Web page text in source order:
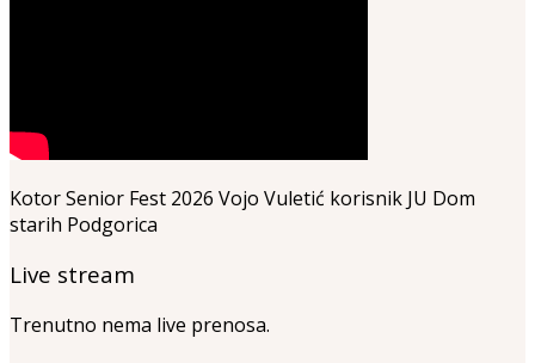
Kotor Senior Fest 2026 Vojo Vuletić korisnik JU Dom
starih Podgorica
Live stream
Trenutno nema live prenosa.